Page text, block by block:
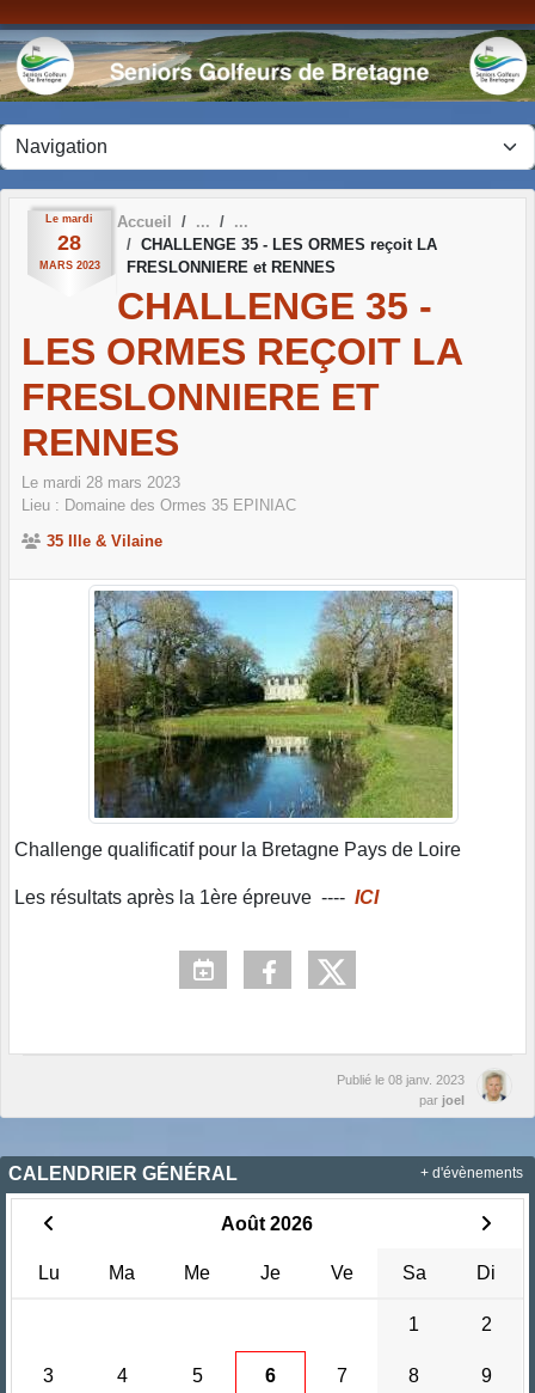
Le mardi
28
MARS 2023
Accueil
CHALLENGE 35 - LES ORMES reçoit LA
FRESLONNIERE et RENNES
CHALLENGE 35 -
LES ORMES REÇOIT LA
FRESLONNIERE ET
RENNES
Le mardi 28 mars 2023
Lieu : Domaine des Ormes 35 EPINIAC
35 Ille & Vilaine
Challenge qualificatif pour la Bretagne Pays de Loire
Les résultats après la 1ère épreuve ---- ICI
Publié le 08 janv. 2023
par joel
CALENDRIER GÉNÉRAL
Août 2026
Lu Ma Me Je Ve Sa Di
1 2
3 4 5 6 7 8 9
+ d'évènements